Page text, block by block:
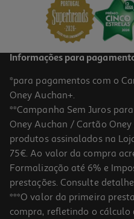
Informações para
*para pagamentos com o
Oney Auchan+.
**Campanha Sem Juros
Oney Auchan / Cartão
produtos assinalados na
75€. Ao valor da compra
Formalização até 6% e
prestações. Consulte detalhe
***O valor da primeira
compra, refletindo o